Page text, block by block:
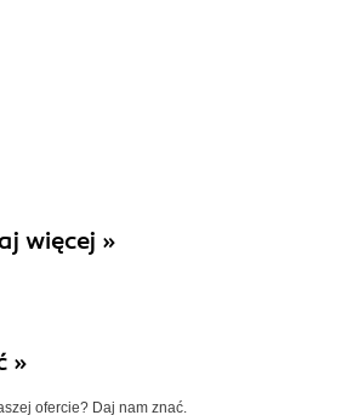
więcej »
»
ofercie? Daj nam znać.